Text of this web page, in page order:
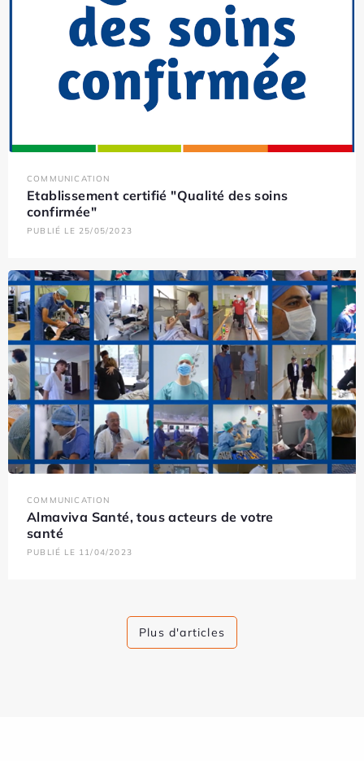
COMMUNICATION
Etablissement certifié "Qualité des soins
confirmée"
PUBLIÉ LE 25/05/2023
COMMUNICATION
Almaviva Santé, tous acteurs de votre
santé
PUBLIÉ LE 11/04/2023
Plus d'articles